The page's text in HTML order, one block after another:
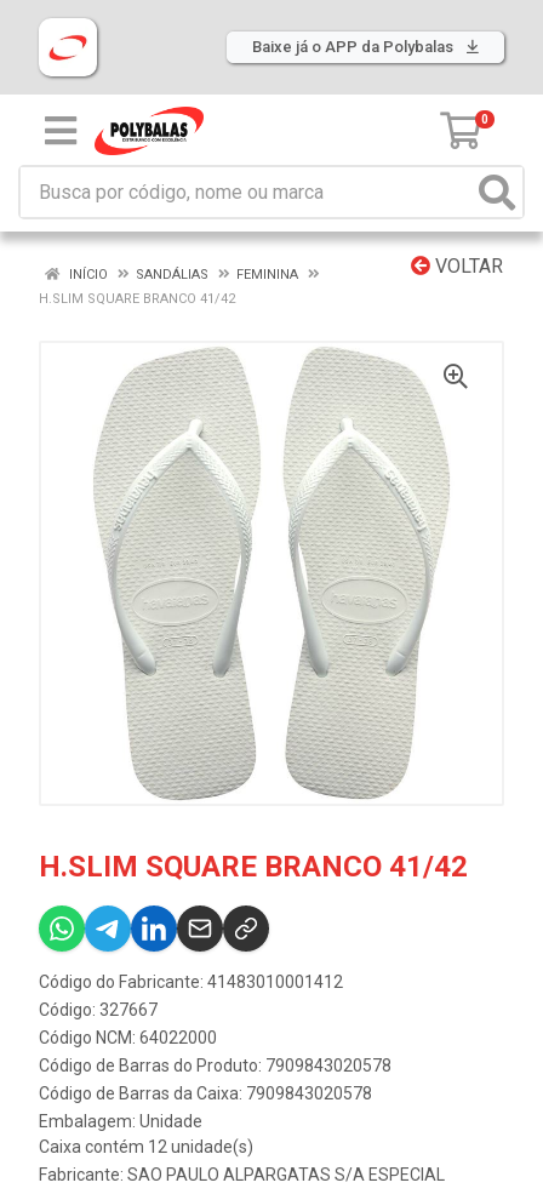
Baixe já o APP da Polybalas
0
VOLTAR
INÍCIO SANDÁLIAS
FEMININA
H.SLIM SQUARE BRANCO 41/42
H.SLIM SQUARE BRANCO 41/42
Código do Fabricante: 41483010001412
Código: 327667
Código NCM: 64022000
Código de Barras do Produto: 7909843020578
Código de Barras da Caixa: 7909843020578
Embalagem: Unidade
Caixa contém 12 unidade(s)
Fabricante: SAO PAULO ALPARGATAS S/A ESPECIAL